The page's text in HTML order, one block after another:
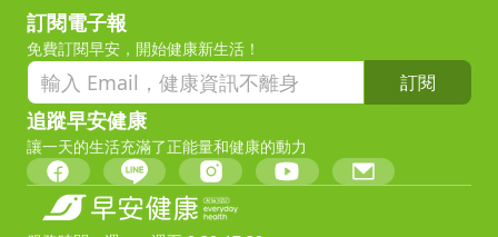
訂閱電子報
免費訂閱早安，開始健康新生活！
訂閱
追蹤早安健康
讓一天的生活充滿了正能量和健康的動力